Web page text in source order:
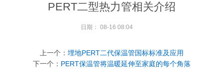
PERT二型热力管相关介绍
日期： 08-16 08:04
上一个： 埋地PERT二代保温管国标标准及应用
下一个： PERT保温管将温暖延伸至家庭的每个角落